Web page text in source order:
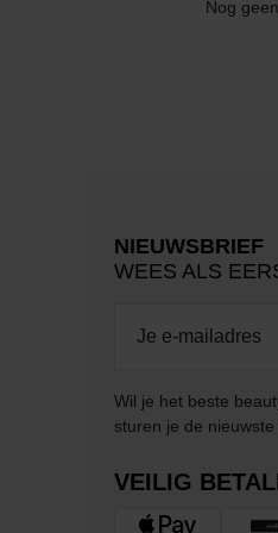
Nog
NIEUWSBRIEF
WEES ALS
Wil je het beste
sturen je de
VEILIG